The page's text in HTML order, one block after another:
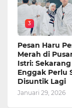
3
Pesan Haru
Merah di
Istri:
Enggak Perlu
Disuntik Lagi
Januari 29, 2026